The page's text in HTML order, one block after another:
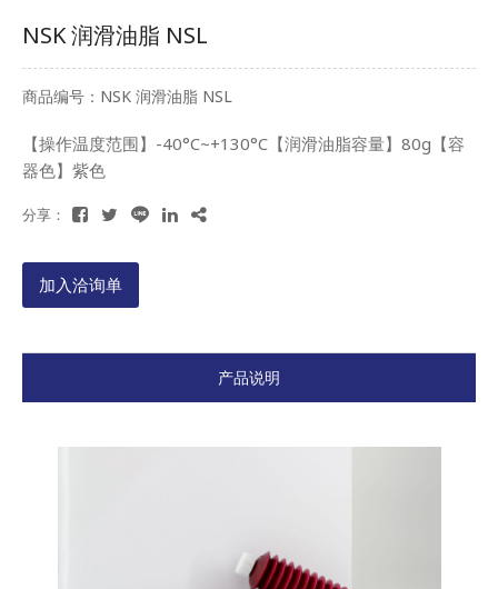
NSK 润滑油脂 NSL
商品编号：NSK 润滑油脂 NSL
【操作温度范围】-40°C~+130°C【润滑油脂容量】80g【容
器色】紫色
分享：
加入洽询单
产品说明